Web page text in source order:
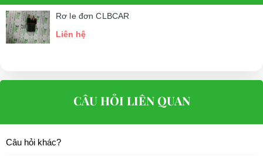
Rơ le đơn CLBCAR
Liên hệ
CÂU HỎI LIÊN QUAN
Câu hỏi khác?